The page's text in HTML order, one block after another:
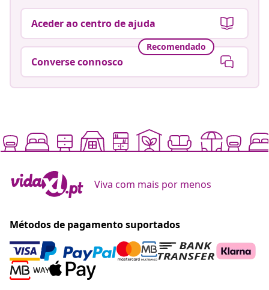
Aceder ao centro de ajuda
Recomendado
Converse connosco
Viva com mais por menos
Métodos de pagamento suportados